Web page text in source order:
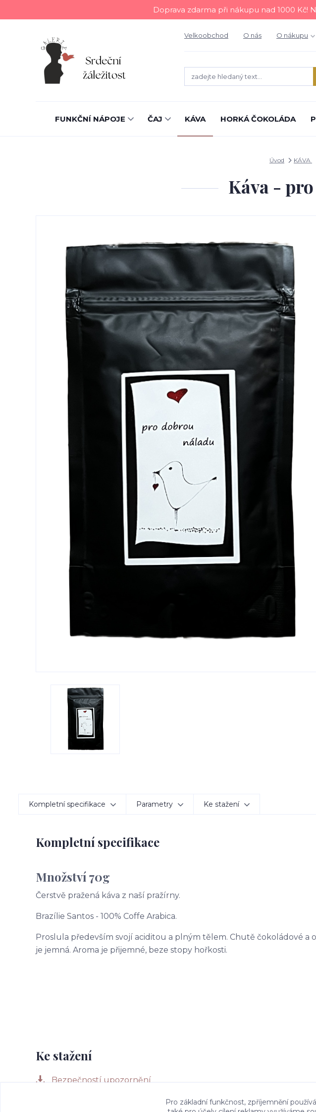
Doprava zdarma při nákupu nad 1000 Kč!
Velkoobchod O nás O nákupu
FUNKČNÍ NÁPOJE ČAJ KÁVA HORKÁ ČOKOLÁDA
Úvod KÁVA
Káva -
Kompletní specifikace Parametry Ke stažení
Kompletní specifikace
Množství 70g
Čerstvě pražená káva z naší pražírny.
Brazílie Santos - 100% Coffe Arabica.
Proslula především svojí aciditou a plným tělem. Chutě čokoládové a
je jemná. Aroma je přijemné, beze stopy hořkosti.
Ke stažení
Bezpečností upozornění
Pro základní funkčnost, zpříjemnění